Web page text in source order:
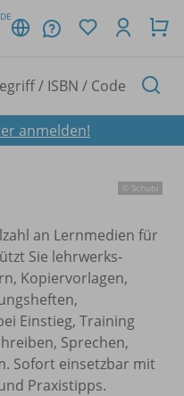
DE
anmelden!
© Schubi
an Lernmedien für
Sie lehrwerks-
Kopiervorlagen,
Einstieg, Training
Sprechen,
Sofort einsetzbar mit
Praxistipps.